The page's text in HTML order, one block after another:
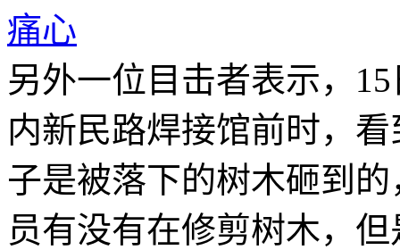
痛心
另外一位目击者表示，
内新民路焊接馆前时，
子是被落下的树木砸到
员有没有在修剪树木，